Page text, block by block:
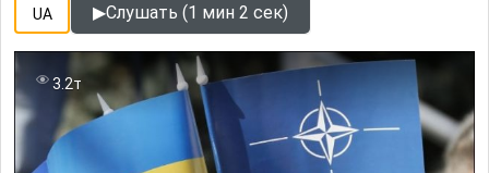
UA ▶Слушать (1 мин 2 сек)
3.2т